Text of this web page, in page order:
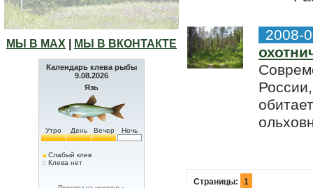
МЫ В МАХ МЫ В ВКОНТАКТЕ
Календарь клева рыбы
9.08.2026
Язь
Утро День Вечер Ночь
Слабый клев
Клева нет
2008-
Страницы: 1